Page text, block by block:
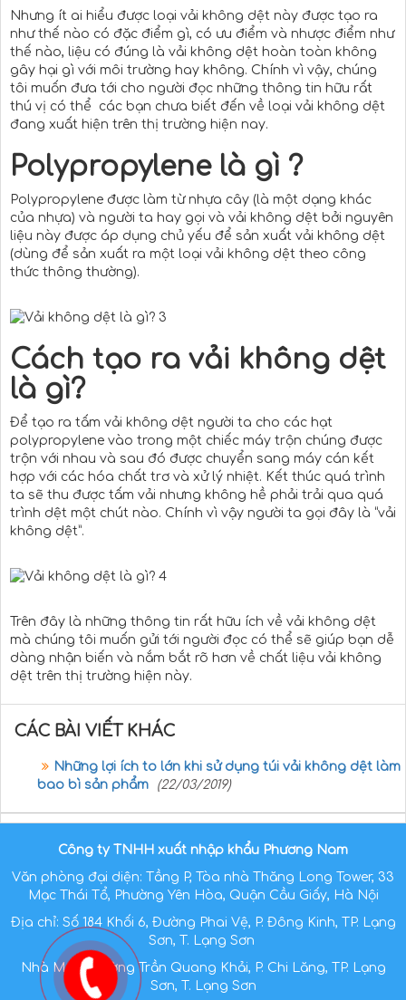
Nhưng ít ai hiểu được loại vải không dệt này được tạo ra
như thế nào có đặc điểm gì, có ưu điểm và nhược điểm như
thế nào, liệu có đúng là vải không dệt hoàn toàn không
gây hại gì với môi trường hay không. Chính vì vậy, chúng
tôi muốn đưa tới cho người đọc những thông tin hữu rất
thú vị có thể các bạn chưa biết đến về loại vải không dệt
đang xuất hiện trên thị trường hiện nay.
Polypropylene là gì ?
Polypropylene được làm từ nhựa cây (là một dạng khác
của nhựa) và người ta hay gọi và vải không dệt bởi nguyên
liệu này được áp dụng chủ yếu để sản xuất vải không dệt
(dùng để sản xuất ra một loại vải không dệt theo công
thức thông thường).
Cách tạo ra vải không dệt
là gì?
Để tạo ra tấm vải không dệt người ta cho các hạt
polypropylene vào trong một chiếc máy trộn chúng được
trộn với nhau và sau đó được chuyển sang máy cán kết
hợp với các hóa chất trơ và xử lý nhiệt. Kết thúc quá trình
ta sẽ thu được tấm vải nhưng không hề phải trải qua quá
trình dệt một chút nào. Chính vì vậy người ta gọi đây là “vải
không dệt”.
Trên đây là những thông tin rất hữu ích về vải không dệt
mà chúng tôi muốn gửi tới người đọc có thể sẽ giúp bạn dễ
dàng nhận biến và nắm bắt rõ hơn về chất liệu vải không
dệt trên thị trường hiện này.
CÁC BÀI VIẾT KHÁC
Những lợi ích to lớn khi sử dụng túi vải không dệt làm
bao bì sản phẩm
(22/03/2019)
Công ty TNHH xuất nhập khẩu Phương Nam
Văn phòng đại diện: Tầng P, Tòa nhà Thăng Long Tower, 33
Mạc Thái Tổ, Phường Yên Hòa, Quận Cầu Giấy, Hà Nội
Địa chỉ: Số 184 Khối 6, Đường Phai Vệ, P. Đông Kinh, TP. Lạng
Sơn, T. Lạng Sơn
Nhà Máy: Đường Trần Quang Khải, P. Chi Lăng, TP. Lạng
Sơn, T. Lạng Sơn